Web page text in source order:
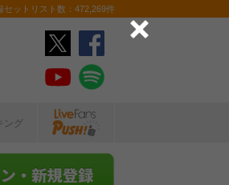
ットリスト数：472,269件
ング